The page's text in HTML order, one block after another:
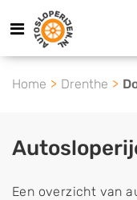
Home Drenthe
Een overzicht van